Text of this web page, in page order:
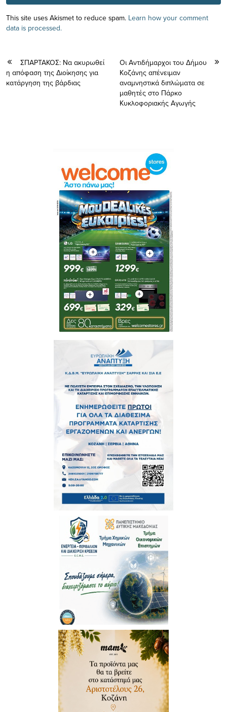
This site uses Akismet to reduce spam. Learn how your comment
data is processed.
ΣΠΑΡΤΑΚΟΣ: Να ακυρωθεί
η απόφαση της Διοίκησης για
κατάργηση της βάρδιας
Οι Αντιδήμαρχοι του Δήμου
Κοζάνης απένειμαν
αναμνηστικά διπλώματα σε
μαθητές στο Πάρκο
Κυκλοφοριακής Αγωγής